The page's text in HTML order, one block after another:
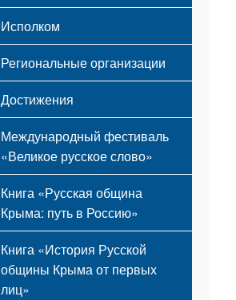
Исполком
Региональные организации
Достижения
Международный фестиваль
«Великое русское слово»
Книга «Русская община
Крыма: путь в Россию»
Книга «История Русской
общины Крыма от первых
лиц»